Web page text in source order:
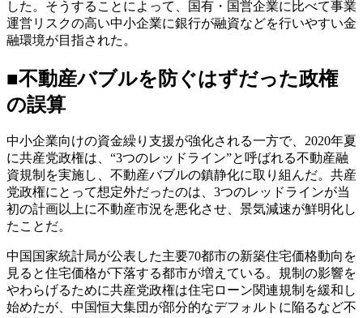
した。そうすることによって、国有・国営企業に比べて事業
運営リスクの高い中小企業に銀行が融資などを行いやすい金
融環境が目指された。
■不動産バブルを防ぐはずだった政権
の誤算
中小企業向けの資金繰り支援が強化される一方で、2020年夏
に共産党政権は、“3つのレッドライン”と呼ばれる不動産融
資規制を実施し、不動産バブルの鎮静化に取り組んだ。共産
党政権にとって想定外だったのは、3つのレッドラインが当
初の計画以上に不動産市況を悪化させ、景気減速が鮮明化し
たことだ。
中国国家統計局が公表した主要70都市の新築住宅価格動向を
見ると住宅価格が下落する都市が増えている。規制の影響を
やわらげるために共産党政権は住宅ローン関連規制を緩和し
始めたが、中国恒大集団が部分的なデフォルトに陥るなど不